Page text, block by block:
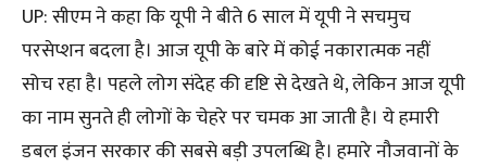
UP: सीएम ने कहा कि यूपी ने बीते 6 साल में यूपी ने सचमुच
परसेप्शन बदला है। आज यूपी के बारे में कोई नकारात्मक नहीं
सोच रहा है। पहले लोग संदेह की दृष्टि से देखते थे, लेकिन आज यूपी
का नाम सुनते ही लोगों के चेहरे पर चमक आ जाती है। ये हमारी
डबल इंजन सरकार की सबसे बड़ी उपलब्धि है। हमारे नौजवानों के